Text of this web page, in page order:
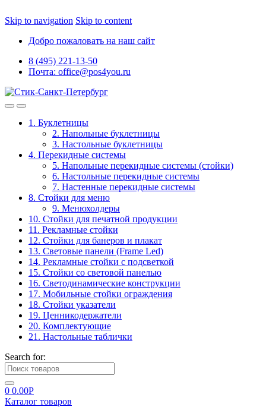
Skip to navigation Skip to content
Добро пожаловать на наш сайт
8 (495) 221-13-50
Почта: office@pos4you.ru
1. Буклетницы
2. Напольные буклетницы
3. Настольные буклетницы
4. Перекидные системы
5. Напольные перекидные системы (стойки)
6. Настольные перекидные системы
7. Настенные перекидные системы
8. Стойки для меню
9. Менюхолдеры
10. Стойки для печатной продукции
11. Рекламные стойки
12. Стойки для банеров и плакат
13. Световые панели (Frame Led)
14. Рекламные стойки с подсветкой
15. Стойки со световой панелью
16. Светодинамические конструкции
17. Мобильные стойки ограждения
18. Стойки указатели
19. Ценникодержатели
20. Комплектующие
21. Настольные таблички
Search for:
0 0.00Р
Каталог товаров